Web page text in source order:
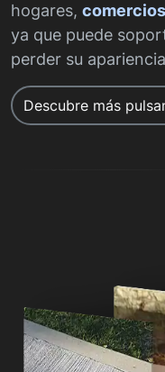
hogares,
ya que puede
perder su
Descubre más